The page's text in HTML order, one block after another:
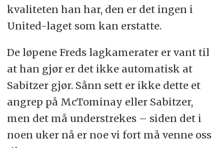
kvaliteten han har, den er det ingen i
United-laget som kan erstatte.
De løpene Freds lagkamerater er vant til
at han gjør er det ikke automatisk at
Sabitzer gjør. Sånn sett er ikke dette et
angrep på McTominay eller Sabitzer,
men det må understrekes – siden det i
noen uker nå er noe vi fort må venne oss